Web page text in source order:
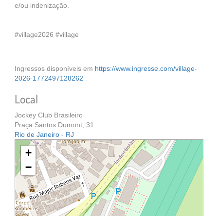
e/ou indenização.
#village2026 #village
Ingressos disponíveis em https://www.ingresse.com/village-
2026-1772497128262
Local
Jockey Club Brasileiro
Praça Santos Dumont, 31
Rio de Janeiro - RJ
+
−